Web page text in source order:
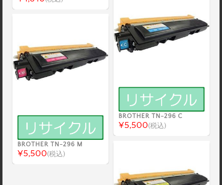
BROTHER TN-296 C
¥5,500(税込)
BROTHER TN-296 M
¥5,500(税込)